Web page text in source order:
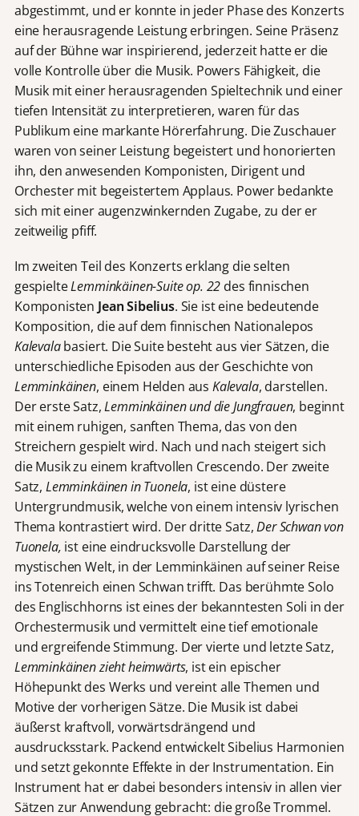
abgestimmt, und er konnte in jeder Phase des Konzerts
eine herausragende Leistung erbringen. Seine Präsenz
auf der Bühne war inspirierend, jederzeit hatte er die
volle Kontrolle über die Musik. Powers Fähigkeit, die
Musik mit einer herausragenden Spieltechnik und einer
tiefen Intensität zu interpretieren, waren für das
Publikum eine markante Hörerfahrung. Die Zuschauer
waren von seiner Leistung begeistert und honorierten
ihn, den anwesenden Komponisten, Dirigent und
Orchester mit begeistertem Applaus. Power bedankte
sich mit einer augenzwinkernden Zugabe, zu der er
zeitweilig pfiff.
Im zweiten Teil des Konzerts erklang die selten
gespielteLemminkäinen-Suite op. 22 des finnischen
Komponisten Jean Sibelius. Sie ist eine bedeutende
Komposition, die auf dem finnischen Nationalepos
Kalevalabasiert. Die Suite besteht aus vier Sätzen, die
unterschiedliche Episoden aus der Geschichte von
Lemminkäinen, einem Helden aus Kalevala, darstellen.
Der erste Satz,Lemminkäinen und die Jungfrauen, beginnt
mit einem ruhigen, sanften Thema, das von den
Streichern gespielt wird. Nach und nach steigert sich
die Musik zu einem kraftvollen Crescendo. Der zweite
Satz, Lemminkäinen in Tuonela, ist eine düstere
Untergrundmusik, welche von einem intensiv lyrischen
Thema kontrastiert wird. Der dritte Satz,Der Schwan von
Tuonela, ist eine eindrucksvolle Darstellung der
mystischen Welt, in der Lemminkäinen auf seiner Reise
ins Totenreich einen Schwan trifft. Das berühmte Solo
des Englischhorns ist eines der bekanntesten Soli in der
Orchestermusik und vermittelt eine tief emotionale
und ergreifende Stimmung. Der vierte und letzte Satz,
Lemminkäinen zieht heimwärts, ist ein epischer
Höhepunkt des Werks und vereint alle Themen und
Motive der vorherigen Sätze. Die Musik ist dabei
äußerst kraftvoll, vorwärtsdrängend und
ausdrucksstark. Packend entwickelt Sibelius Harmonien
und setzt gekonnte Effekte in der Instrumentation. Ein
Instrument hat er dabei besonders intensiv in allen vier
Sätzen zur Anwendung gebracht: die große Trommel.